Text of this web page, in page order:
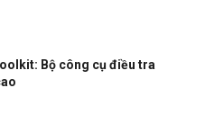
Bộ công cụ điều tra